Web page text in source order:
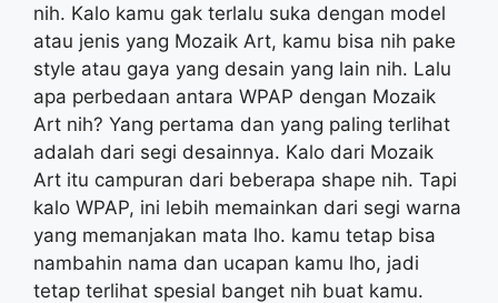
nih. Kalo kamu gak terlalu suka dengan model
atau jenis yang Mozaik Art, kamu bisa nih pake
style atau gaya yang desain yang lain nih. Lalu
apa perbedaan antara WPAP dengan Mozaik
Art nih? Yang pertama dan yang paling terlihat
adalah dari segi desainnya. Kalo dari Mozaik
Art itu campuran dari beberapa shape nih. Tapi
kalo WPAP, ini lebih memainkan dari segi warna
yang memanjakan mata lho. kamu tetap bisa
nambahin nama dan ucapan kamu lho, jadi
tetap terlihat spesial banget nih buat kamu.